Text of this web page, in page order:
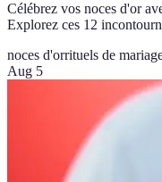
Célébrez vos noces d'or
Explorez ces 12
noces d'orrituels de
Aug 5